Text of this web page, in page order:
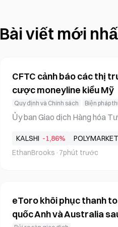
Bài viết mới
CFTC cảnh báo các thị
cược moneyline kiểu Mỹ
Quy định và Chính sách Biện pháp
Ủy ban Giao dịch Hàng hóa
(moneyline), Bloomberg đưa
berg có được, CFTC yêu cầu
KALSHI -1,86% POLYMARKET
EthanBrooks · 7phút trước
eToro khôi phục thanh
quốc Anh và Australia